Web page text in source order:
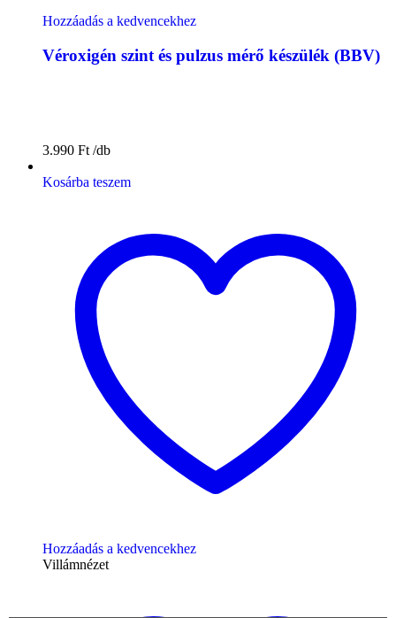
Hozzáadás a kedvencekhez
Véroxigén szint és pulzus mérő készülék (BBV)
3.990 Ft
Kosárba teszem
Hozzáadás a kedvencekhez
Villámnézet